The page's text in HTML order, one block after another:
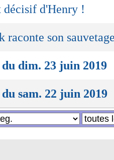
décisif d'Henry !
raconte son
dim. 23 juin 2019
sam. 22 juin 2019